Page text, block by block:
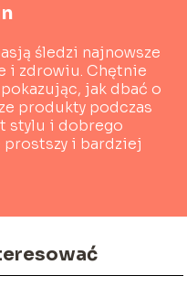
śledzi najnowsze
i zdrowiu. Chętnie
jak dbać o
produkty podczas
stylu i dobrego
i bardziej